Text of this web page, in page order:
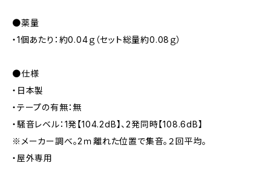
●薬量
・1個あたり：約0.04ｇ（セット総量約0.08ｇ）
●仕様
・日本製
・テープの有無：無
・騒音レベル：1発【104.2dB】、2発同時【108.6dB】
※メーカー調べ。2ｍ離れた位置で集音。２回平均。
・屋外専用